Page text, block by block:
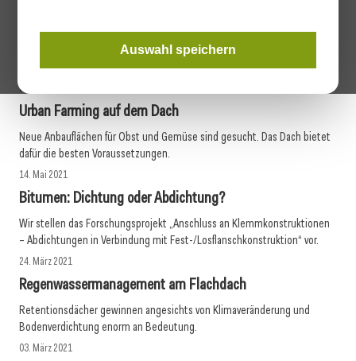
Auswahl speichern
In einem Forschungsprojekt wurden erstmals relativ dünne
Gewebebetonmatten zum Schutz von Feuchtigkeitsabdichtungen
eingesetzt.
27. Mai 2021
Urban Farming auf dem Dach
Neue Anbauflächen für Obst und Gemüse sind gesucht. Das Dach bietet
dafür die besten Voraussetzungen.
14. Mai 2021
Bitumen: Dichtung oder Abdichtung?
Wir stellen das Forschungsprojekt „Anschluss an Klemmkonstruktionen
– Abdichtungen in Verbindung mit Fest-/Losflanschkonstruktion“ vor.
24. März 2021
Regenwassermanagement am Flachdach
Retentionsdächer gewinnen angesichts von Klimaveränderung und
Bodenverdichtung enorm an Bedeutung.
03. März 2021